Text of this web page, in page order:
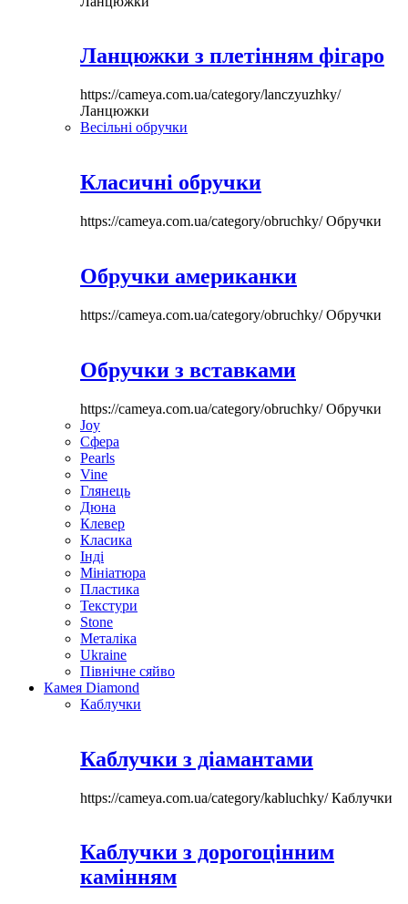
Ланцюжки з плетінням фігаро
https://cameya.com.ua/category/lanczyuzhky/
Ланцюжки
Весільні обручки
Класичні обручки
https://cameya.com.ua/category/obruchky/Обручки
Обручки американки
https://cameya.com.ua/category/obruchky/Обручки
Обручки з вставками
https://cameya.com.ua/category/obruchky/Обручки
Joy
Сфера
Pearls
Vine
Глянець
Дюна
Клевер
Класика
Інді
Мініатюра
Пластика
Текстури
Stone
Металіка
Ukraine
Північне сяйво
Камея Diamond
Каблучки
Каблучки з діамантами
https://cameya.com.ua/category/kabluchky/Каблучки
Каблучки з дорогоцінним
камінням